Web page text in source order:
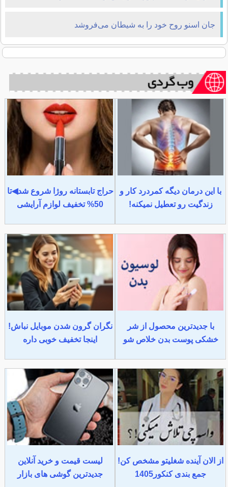
جان اسنو روح خود را به شیطان می‌فروشد
با این درمان دیگه کمردرد کار و
زندگیت رو تعطیل نمیکنه!
حراج تابستانه روژا شروع شد◀تا
50% تخفیف لوازم آرایشی
با جدیدترین محصول از شر
خشکی پوست بدن خلاص شو
نگران گرون شدن موبایل نباش!
اینجا تخفیف خوبی داره
از الان آینده شغلیتو مشخص کن!
جمع بندی کنکور1405
لیست قیمت و خرید آنلاین
جدیدترین گوشی های بازار